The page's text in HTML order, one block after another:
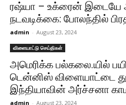
ரஷ்யா – உக்ரைன் இடையே
நடவடிக்கை: போலந்தில்
admin - August 23, 2024
விளையாட்டு செய்திகள்
அமெரிக்க பல்கலை.யில்
டென்னிஸ் விளையாட்டை
இந்தியாவின் அர்ச்சனா
admin - August 23, 2024